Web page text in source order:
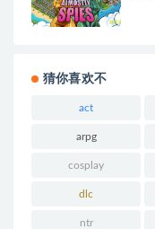
猜你喜欢不
act
arpg
cosplay
dlc
ntr